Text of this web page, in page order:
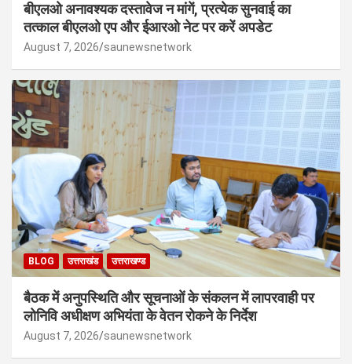
बीएलओ अनावश्यक दस्तावेज न मांगें, प्रत्येक सुनवाई का
तत्काल बीएलओ एप और ईआरओ नेट पर करें अपडेट
August 7, 2026 saunewsnetwork
BLOG उत्तराखंड उत्तराखण्ड
बैठक में अनुपस्थिति और सूचनाओं के संकलन में लापरवाही पर
लोनिवि अधीक्षण अभियंता के वेतन रोकने के निर्देश
August 7, 2026 saunewsnetwork